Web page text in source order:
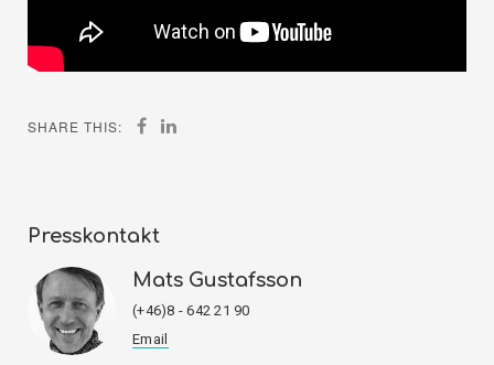
SHARE THIS:
Presskontakt
Mats Gustafsson
(+46)8 - 642 21 90
Email